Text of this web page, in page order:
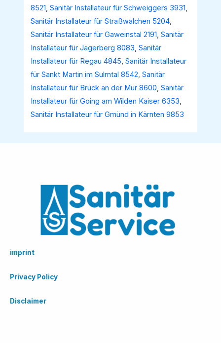
8521,Sanitär Installateur für Schweiggers 3931,
Sanitär Installateur für Straßwalchen 5204,
Sanitär Installateur für Gaweinstal 2191,Sanitär
Installateur für Jagerberg 8083,Sanitär
Installateur für Regau 4845,Sanitär Installateur
für Sankt Martin im Sulmtal 8542,Sanitär
Installateur für Bruck an der Mur 8600,Sanitär
Installateur für Going am Wilden Kaiser 6353,
Sanitär Installateur für Gmünd in Kärnten 9853
imprint
Privacy Policy
Disclaimer